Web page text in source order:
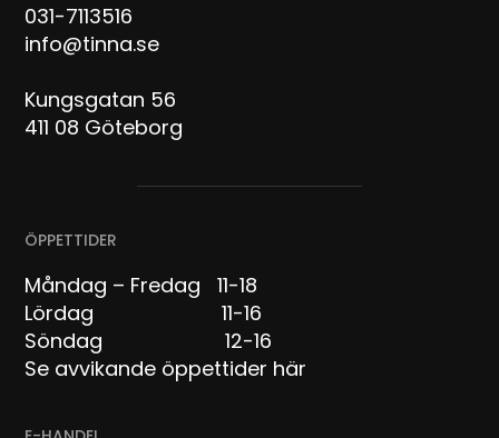
031-7113516
info@tinna.se
Kungsgatan 56
411 08 Göteborg
ÖPPETTIDER
Måndag – Fredag 11-18
Lördag 11-16
Söndag 12-16
Se avvikande öppettider här